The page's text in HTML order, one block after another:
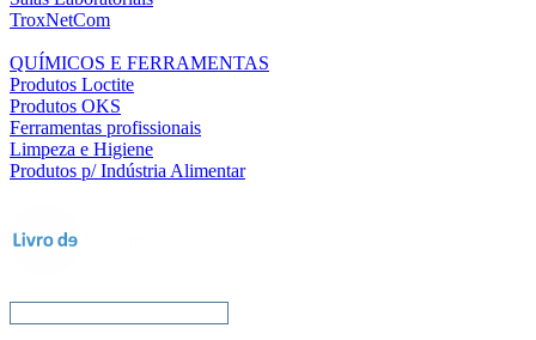
TroxNetCom
QUÍMICOS E FERRAMENTAS
Produtos Loctite
Produtos OKS
Ferramentas profissionais
Limpeza e Higiene
Produtos p/ Indústria Alimentar